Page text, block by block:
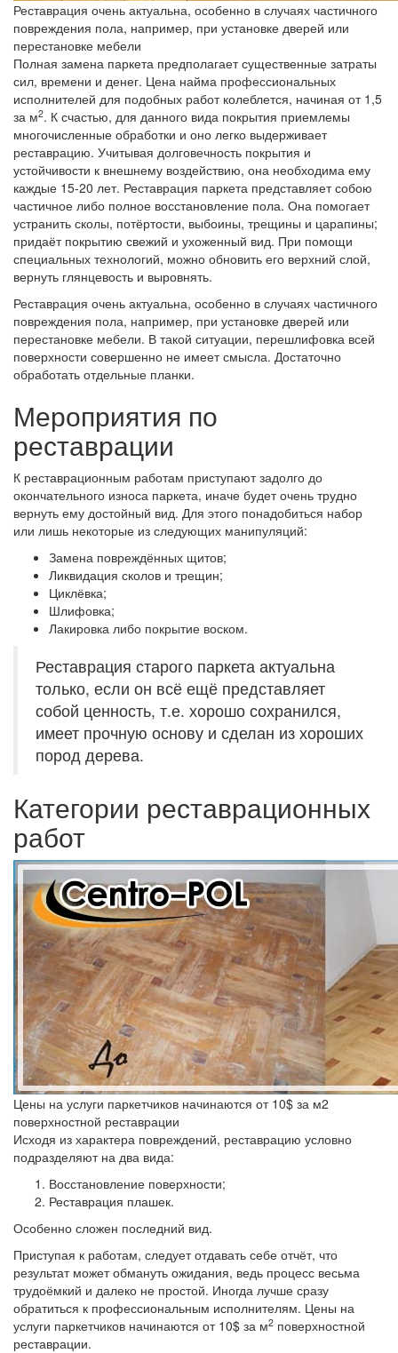
Реставрация очень актуальна, особенно в случаях частичного
повреждения пола, например, при установке дверей или
перестановке мебели
Полная замена паркета предполагает существенные затраты
сил, времени и денег. Цена найма профессиональных
исполнителей для подобных работ колеблется, начиная от 1,5
за м2. К счастью, для данного вида покрытия приемлемы
многочисленные обработки и оно легко выдерживает
реставрацию. Учитывая долговечность покрытия и
устойчивости к внешнему воздействию, она необходима ему
каждые 15-20 лет. Реставрация паркета представляет собою
частичное либо полное восстановление пола. Она помогает
устранить сколы, потёртости, выбоины, трещины и царапины;
придаёт покрытию свежий и ухоженный вид. При помощи
специальных технологий, можно обновить его верхний слой,
вернуть глянцевость и выровнять.
Реставрация очень актуальна, особенно в случаях частичного
повреждения пола, например, при установке дверей или
перестановке мебели. В такой ситуации, перешлифовка всей
поверхности совершенно не имеет смысла. Достаточно
обработать отдельные планки.
Мероприятия по
реставрации
К реставрационным работам приступают задолго до
окончательного износа паркета, иначе будет очень трудно
вернуть ему достойный вид. Для этого понадобиться набор
или лишь некоторые из следующих манипуляций:
Замена повреждённых щитов;
Ликвидация сколов и трещин;
Циклёвка;
Шлифовка;
Лакировка либо покрытие воском.
Реставрация старого паркета актуальна
только, если он всё ещё представляет
собой ценность, т.е. хорошо сохранился,
имеет прочную основу и сделан из хороших
пород дерева.
Категории реставрационных
работ
Цены на услуги паркетчиков начинаются от 10$ за м2
поверхностной реставрации
Исходя из характера повреждений, реставрацию условно
подразделяют на два вида:
Восстановление поверхности;
Реставрация плашек.
Особенно сложен последний вид.
Приступая к работам, следует отдавать себе отчёт, что
результат может обмануть ожидания, ведь процесс весьма
трудоёмкий и далеко не простой. Иногда лучше сразу
обратиться к профессиональным исполнителям. Цены на
услуги паркетчиков начинаются от 10$ за м2 поверхностной
реставрации.